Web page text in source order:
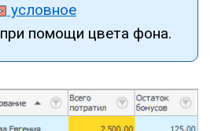
условное
при помощи цвета фона.